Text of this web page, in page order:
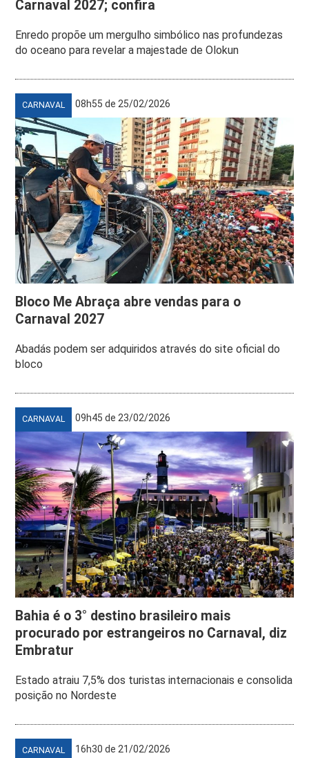
Carnaval 2027; confira
Enredo propõe um mergulho simbólico nas profundezas
do oceano para revelar a majestade de Olokun
CARNAVAL 08h55 de 25/02/2026
Bloco Me Abraça abre vendas para o
Carnaval 2027
Abadás podem ser adquiridos através do site oficial do
bloco
CARNAVAL 09h45 de 23/02/2026
Bahia é o 3° destino brasileiro mais
procurado por estrangeiros no Carnaval, diz
Embratur
Estado atraiu 7,5% dos turistas internacionais e consolida
posição no Nordeste
CARNAVAL 16h30 de 21/02/2026